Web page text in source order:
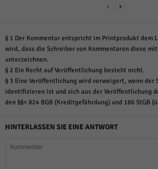
§ 1 Der Kommentar entspricht im Printprodukt dem
wird, dass die Schreiber von Kommentaren diese
unterzeichnen.
§ 2 Ein Recht auf Veröffentlichung besteht nicht.
§ 3 Eine Veröffentlichung wird verweigert, wenn der
identifizieren ist und sich aus der Veröffentlichung
den §§< 824 BGB (Kreditgefährdung) und 186 StGB
HINTERLASSEN SIE EINE ANTWORT